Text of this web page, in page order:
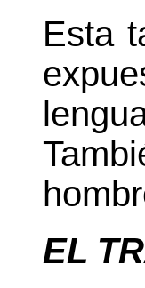
Esta
EL